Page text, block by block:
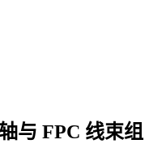
与 FPC 线束组